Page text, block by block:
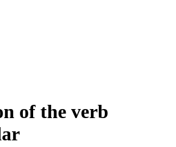
of the verb